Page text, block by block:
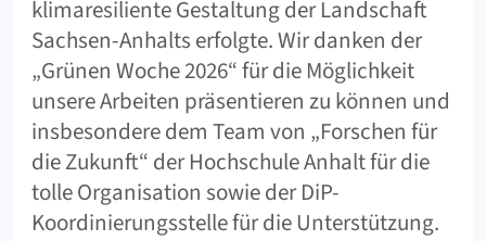
klimaresiliente Gestaltung der Landschaft
Sachsen-Anhalts erfolgte. Wir danken der
„Grünen Woche 2026“ für die Möglichkeit
unsere Arbeiten präsentieren zu können und
insbesondere dem Team von „Forschen für
die Zukunft“ der Hochschule Anhalt für die
tolle Organisation sowie der DiP-
Koordinierungsstelle für die Unterstützung.